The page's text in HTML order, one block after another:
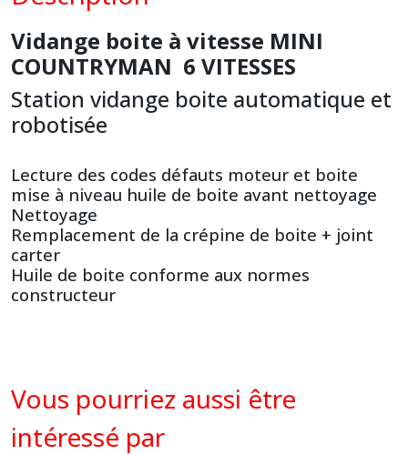
Vidange boite à vitesse MINI
COUNTRYMAN 6 VITESSES
Station vidange boite automatique et
robotisée
Lecture des codes défauts moteur et boite
mise à niveau huile de boite avant nettoyage
Nettoyage
Remplacement de la crépine de boite + joint
carter
Huile de boite conforme aux normes
constructeur
Vous pourriez aussi être
intéressé par